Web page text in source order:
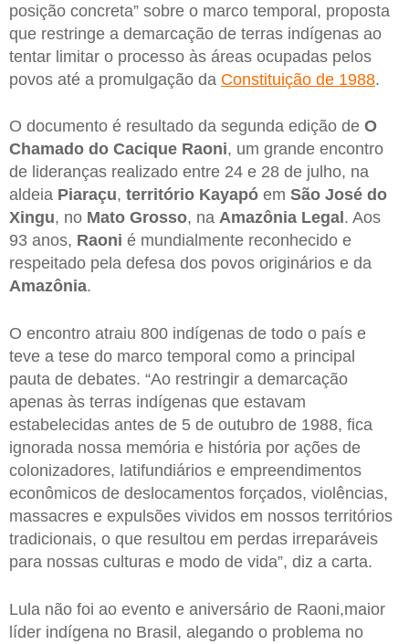
posição concreta” sobre o marco temporal, proposta
que restringe a demarcação de terras indígenas ao
tentar limitar o processo às áreas ocupadas pelos
povos até a promulgação da Constituição de 1988.
O documento é resultado da segunda edição de O
Chamado do Cacique Raoni, um grande encontro
de lideranças realizado entre 24 e 28 de julho, na
aldeia Piaraçu, território Kayapó em São José do
Xingu, no Mato Grosso, na Amazônia Legal . Aos
93 anos, Raoni é mundialmente reconhecido e
respeitado pela defesa dos povos originários e da
Amazônia.
O encontro atraiu 800 indígenas de todo o país e
teve a tese do marco temporal como a principal
pauta de debates. “Ao restringir a demarcação
apenas às terras indígenas que estavam
estabelecidas antes de 5 de outubro de 1988, fica
ignorada nossa memória e história por ações de
colonizadores, latifundiários e empreendimentos
econômicos de deslocamentos forçados, violências,
massacres e expulsões vividos em nossos territórios
tradicionais, o que resultou em perdas irreparáveis
para nossas culturas e modo de vida”, diz a carta.
Lula não foi ao evento e aniversário de Raoni,maior
líder indígena no Brasil, alegando o problema no